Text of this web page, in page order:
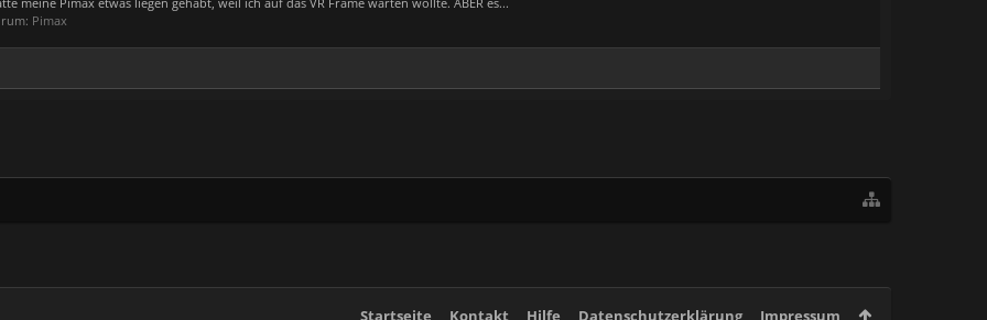
Pimax
Startseite Kontakt Hilfe Datenschutzerklärung Impressum